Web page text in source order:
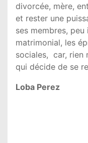
divorcée, mère,
et rester une
ses membres,
matrimonial, les
sociales, car, rien
qui décide de se
Loba Perez